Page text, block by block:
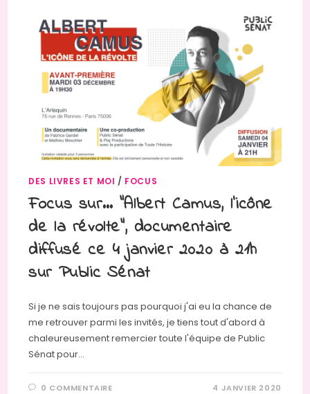
DES LIVRES ET MOI / FOCUS
Focus sur… “Albert Camus, l’icône
de la révolte”, documentaire
diffusé ce 4 janvier 2020 à 21h
sur Public Sénat
Si je ne sais toujours pas pourquoi j'ai eu la chance de
me retrouver parmi les invités, je tiens tout d'abord à
chaleureusement remercier toute l'équipe de Public
Sénat pour…
0 COMMENTAIRE 4 JANVIER 2020